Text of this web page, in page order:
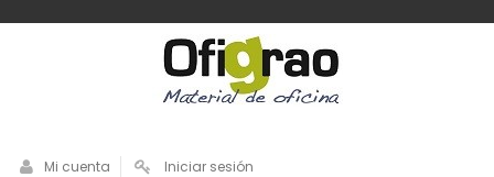
Mi cuenta Iniciar sesión